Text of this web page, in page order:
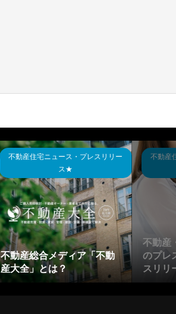
不動産住宅ニュース・プレスリリー
ス★
不動産総合メディア「不動
産大全」とは？
不動産
不動産
のプレ
スリリ